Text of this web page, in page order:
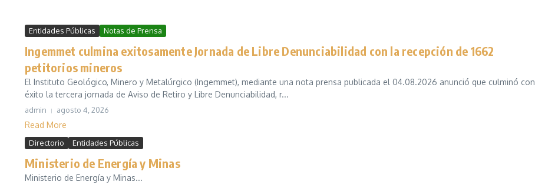
Entidades Públicas Notas de Prensa
Ingemmet culmina exitosamente Jornada de Libre Denunciabilidad con la recepción de 1662
petitorios mineros
El Instituto Geológico, Minero y Metalúrgico (Ingemmet), mediante una nota prensa publicada el 04.08.2026 anunció que culminó con
éxito la tercera jornada de Aviso de Retiro y Libre Denunciabilidad, r...
admin agosto 4, 2026
Read More
Directorio Entidades Públicas
Ministerio de Energía y Minas
Ministerio de Energía y Minas...